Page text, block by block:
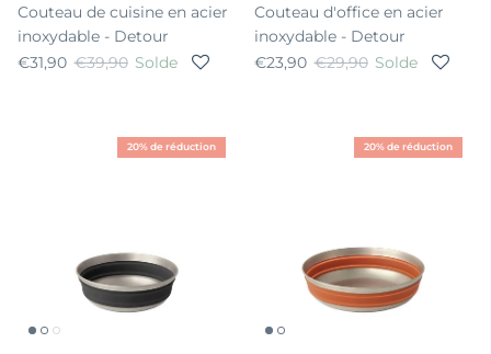
Couteau de cuisine en acier
inoxydable - Detour
Prix soldé
€31,90 Prix habituel
€39,90 Solde
Couteau d'office en acier
inoxydable - Detour
Prix soldé
€23,90 Prix habituel
€29,90 Solde
20% de réduction 20% de réduction